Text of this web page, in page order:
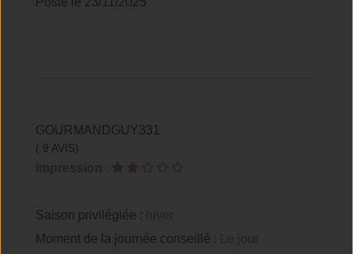
GOURMANDGUY331
( 9 AVIS)
Impression :
Saison privilégiée : hiver
Moment de la journée conseillé :
Le jour